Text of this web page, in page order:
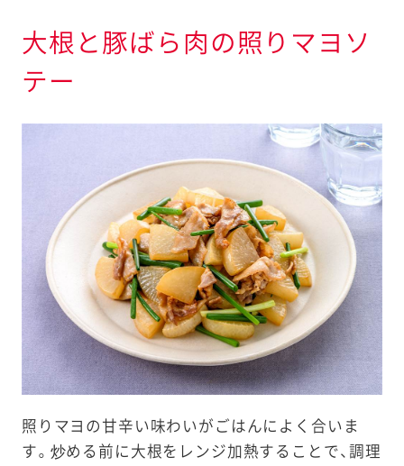
c
t
h
t
大根と豚ばら肉の照りマヨソ
テー
照りマヨの甘辛い味わいがごはんによく合いま
す。炒める前に大根をレンジ加熱することで、調理